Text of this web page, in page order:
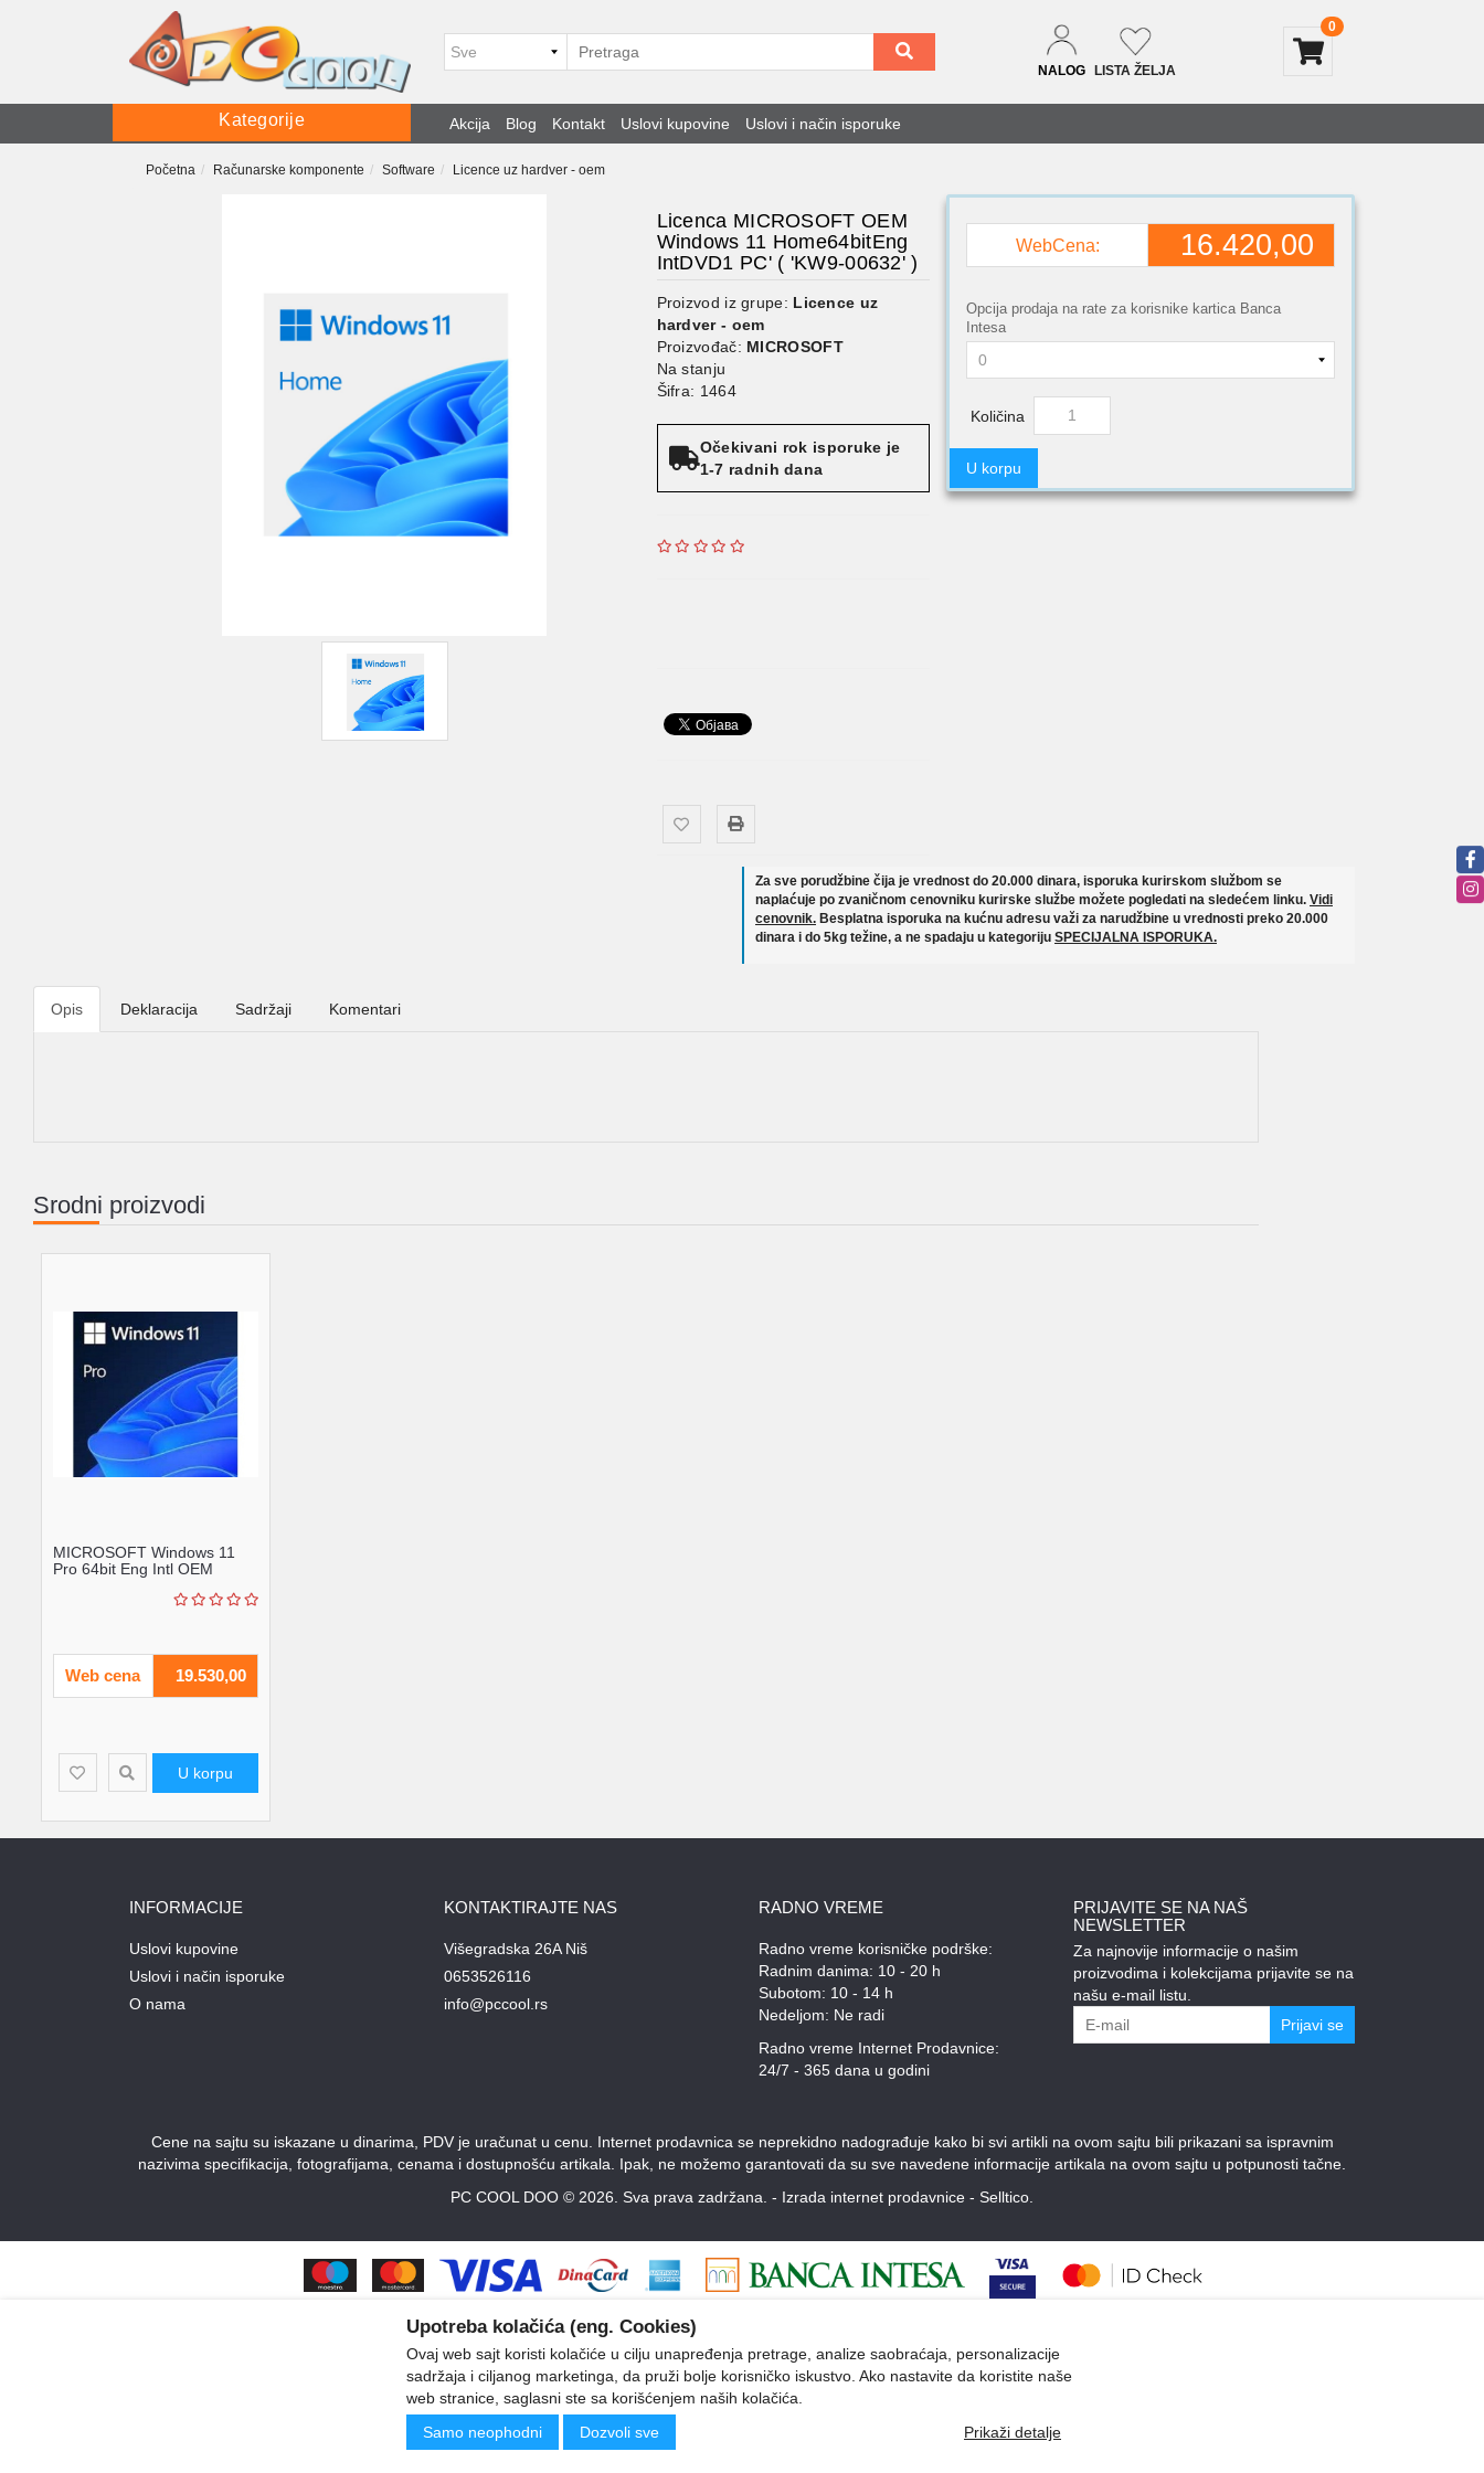
NALOG LISTA ŽELJA
0
Kategorije Akcija Blog Kontakt Uslovi kupovine Uslovi i način isporuke
Početna Računarske komponente Software Licence uz hardver - oem
Licenca MICROSOFT OEM
Windows 11 Home64bitEng
IntDVD1 PC' ( 'KW9-00632' )
Proizvod iz grupe: Licence uz
hardver - oem
Proizvođač: MICROSOFT
Na stanju
Šifra: 1464
Očekivani rok isporuke je
1-7 radnih dana
WebCena: 16.420,00
Opcija prodaja na rate za korisnike kartica Banca
Intesa
Količina
U korpu
Za sve porudžbine čija je vrednost do 20.000 dinara, isporuka kurirskom službom se
naplaćuje po zvaničnom cenovniku kurirske službe možete pogledati na sledećem linku. Vidi
cenovnik. Besplatna isporuka na kućnu adresu važi za narudžbine u vrednosti preko 20.000
dinara i do 5kg težine, a ne spadaju u kategoriju SPECIJALNA ISPORUKA.
Opis Deklaracija Sadržaji Komentari
Srodni proizvodi
MICROSOFT Windows 11
Pro 64bit Eng Intl OEM
Web cena 19.530,00
U korpu
INFORMACIJE
Uslovi kupovine
Uslovi i način isporuke
O nama
KONTAKTIRAJTE NAS
Višegradska 26A Niš
0653526116
info@pccool.rs
RADNO VREME
Radno vreme korisničke podrške:
Radnim danima: 10 - 20 h
Subotom: 10 - 14 h
Nedeljom: Ne radi
Radno vreme Internet Prodavnice:
24/7 - 365 dana u godini
PRIJAVITE SE NA NAŠ
NEWSLETTER
Za najnovije informacije o našim
proizvodima i kolekcijama prijavite se na
našu e-mail listu.
Prijavi se
Cene na sajtu su iskazane u dinarima, PDV je uračunat u cenu. Internet prodavnica se neprekidno nadograđuje kako bi svi artikli na ovom sajtu bili prikazani sa ispravnim
nazivima specifikacija, fotografijama, cenama i dostupnošću artikala. Ipak, ne možemo garantovati da su sve navedene informacije artikala na ovom sajtu u potpunosti tačne.
PC COOL DOO © 2026. Sva prava zadržana. - Izrada internet prodavnice - Selltico.
Upotreba kolačića (eng. Cookies)
Ovaj web sajt koristi kolačiće u cilju unapređenja pretrage, analize saobraćaja, personalizacije
sadržaja i ciljanog marketinga, da pruži bolje korisničko iskustvo. Ako nastavite da koristite naše
web stranice, saglasni ste sa korišćenjem naših kolačića.
Samo neophodni
Dozvoli sve Prikaži detalje